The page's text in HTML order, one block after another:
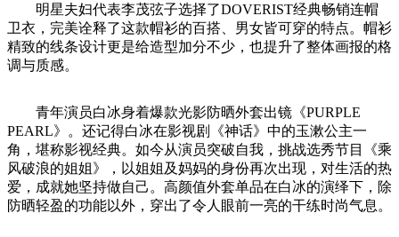
明星夫妇代表李茂弦子选择了DOVERIST经典畅销连帽
卫衣，完美诠释了这款帽衫的百搭、男女皆可穿的特点。帽衫
精致的线条设计更是给造型加分不少，也提升了整体画报的格
调与质感。
青年演员白冰身着爆款光影防晒外套出镜《PURPLE
PEARL》。还记得白冰在影视剧《神话》中的玉漱公主一
角，堪称影视经典。如今从演员突破自我，挑战选秀节目《乘
风破浪的姐姐》，以姐姐及妈妈的身份再次出现，对生活的热
爱，成就她坚持做自己。高颜值外套单品在白冰的演绎下，除
防晒轻盈的功能以外，穿出了令人眼前一亮的干练时尚气息。